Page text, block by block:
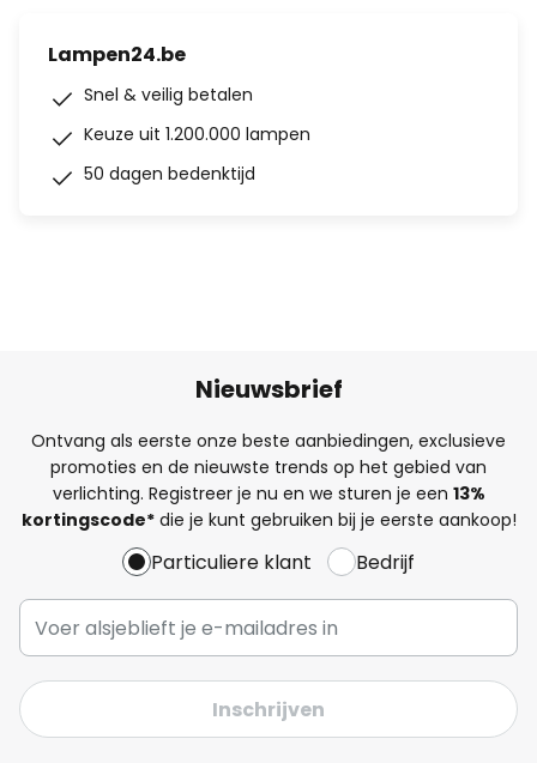
Lampen24.be
Snel & veilig betalen
Keuze uit 1.200.000 lampen
50 dagen bedenktijd
Nieuwsbrief
Ontvang als eerste onze beste aanbiedingen, exclusieve
promoties en de nieuwste trends op het gebied van
verlichting. Registreer je nu en we sturen je een 13%
kortingscode*die je kunt gebruiken bij je eerste aankoop!
Particuliere klant Bedrijf
Inschrijven